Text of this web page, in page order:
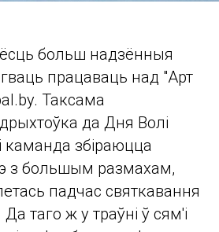
больш надзённыя
працаваць над "Арт
Таксама
да Дня Волі
каманда збіраюцца
з большым размахам,
падчас святкавання
таго ж у траўні ў сям'і